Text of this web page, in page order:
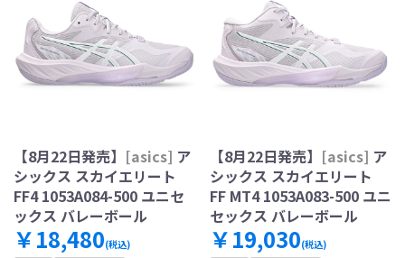
【8月22日発売】 [asics] ア
シックス スカイエリート
FF4 1053A084-500 ユニセ
ックス バレーボール
￥18,480(税込)
【8月22日発売】 [asics] ア
シックス スカイエリート
FF MT4 1053A083-500 ユニ
セックス バレーボール
￥19,030(税込)